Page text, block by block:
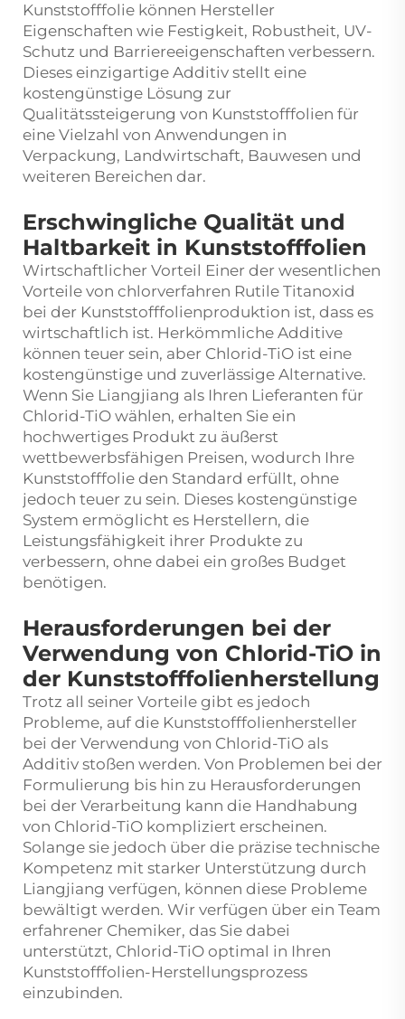
Kunststofffolie können Hersteller
Eigenschaften wie Festigkeit, Robustheit, UV-
Schutz und Barriereeigenschaften verbessern.
Dieses einzigartige Additiv stellt eine
kostengünstige Lösung zur
Qualitätssteigerung von Kunststofffolien für
eine Vielzahl von Anwendungen in
Verpackung, Landwirtschaft, Bauwesen und
weiteren Bereichen dar.
Erschwingliche Qualität und
Haltbarkeit in Kunststofffolien
Wirtschaftlicher Vorteil Einer der wesentlichen
Vorteile von chlorverfahren Rutile Titanoxid
bei der Kunststofffolienproduktion ist, dass es
wirtschaftlich ist. Herkömmliche Additive
können teuer sein, aber Chlorid-TiO ist eine
kostengünstige und zuverlässige Alternative.
Wenn Sie Liangjiang als Ihren Lieferanten für
Chlorid-TiO wählen, erhalten Sie ein
hochwertiges Produkt zu äußerst
wettbewerbsfähigen Preisen, wodurch Ihre
Kunststofffolie den Standard erfüllt, ohne
jedoch teuer zu sein. Dieses kostengünstige
System ermöglicht es Herstellern, die
Leistungsfähigkeit ihrer Produkte zu
verbessern, ohne dabei ein großes Budget
benötigen.
Herausforderungen bei der
Verwendung von Chlorid-TiO in
der Kunststofffolienherstellung
Trotz all seiner Vorteile gibt es jedoch
Probleme, auf die Kunststofffolienhersteller
bei der Verwendung von Chlorid-TiO als
Additiv stoßen werden. Von Problemen bei der
Formulierung bis hin zu Herausforderungen
bei der Verarbeitung kann die Handhabung
von Chlorid-TiO kompliziert erscheinen.
Solange sie jedoch über die präzise technische
Kompetenz mit starker Unterstützung durch
Liangjiang verfügen, können diese Probleme
bewältigt werden. Wir verfügen über ein Team
erfahrener Chemiker, das Sie dabei
unterstützt, Chlorid-TiO optimal in Ihren
Kunststofffolien-Herstellungsprozess
einzubinden.